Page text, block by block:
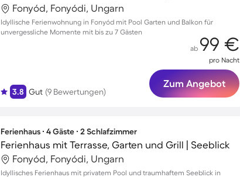
Fonyód, Fonyódi, Ungarn
Idyllische Ferienwohnung in Fonyód mit Pool Garten und Balkon für
unvergessliche Momente mit bis zu 7 Gästen
3.8 Gut (9 Bewertungen)
ab 99 €
pro Nacht
Zum Angebot
Ferienhaus ∙ 4 Gäste ∙ 2 Schlafzimmer
Ferienhaus mit Terrasse, Garten und Grill | Seeblick
Fonyód, Fonyódi, Ungarn
Idyllisches Ferienhaus mit privatem Pool und traumhaftem Seeblick in